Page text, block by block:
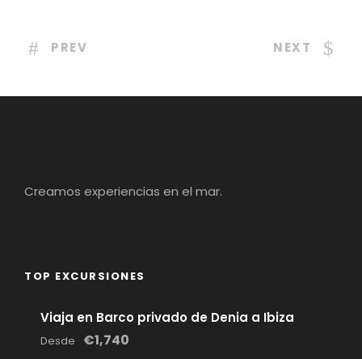
PREV NEXT
Creamos experiencias en el mar.
TOP EXCURSIONES
Viaja en Barco privado de Denia a Ibiza
Desde €1,740